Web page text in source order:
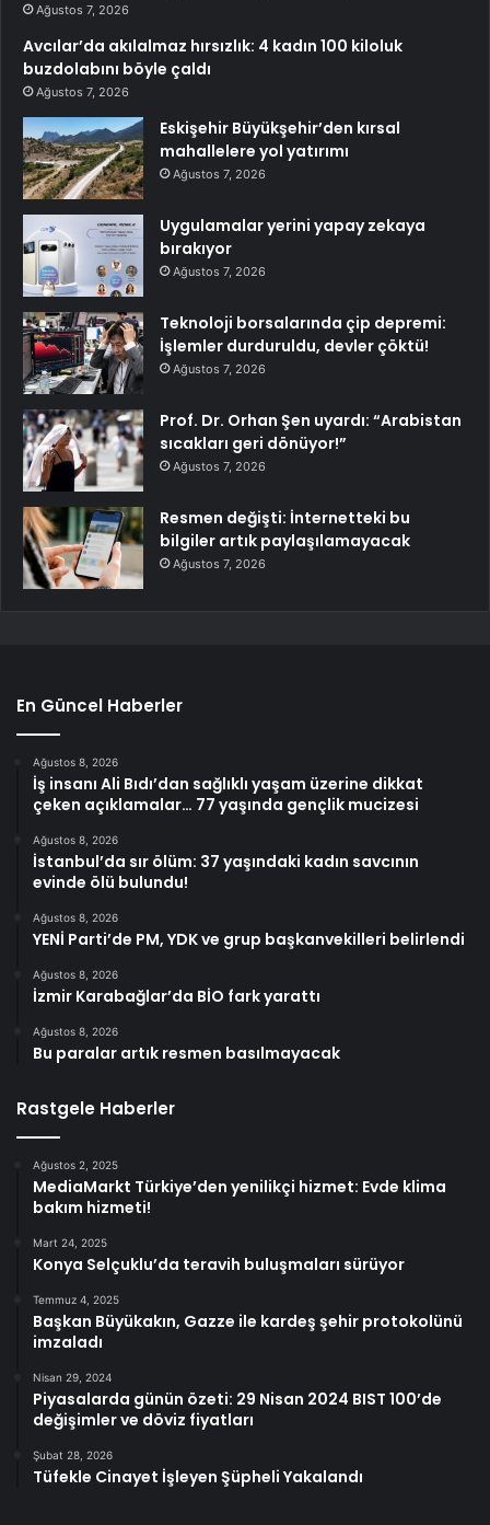
Ağustos 7, 2026
Avcılar’da akılalmaz hırsızlık: 4 kadın 100 kiloluk
buzdolabını böyle çaldı
Ağustos 7, 2026
Eskişehir Büyükşehir’den kırsal
mahallelere yol yatırımı
Ağustos 7, 2026
Uygulamalar yerini yapay zekaya
bırakıyor
Ağustos 7, 2026
Teknoloji borsalarında çip depremi:
İşlemler durduruldu, devler çöktü!
Ağustos 7, 2026
Prof. Dr. Orhan Şen uyardı: “Arabistan
sıcakları geri dönüyor!”
Ağustos 7, 2026
Resmen değişti: İnternetteki bu
bilgiler artık paylaşılamayacak
Ağustos 7, 2026
En Güncel Haberler
Ağustos 8, 2026
İş insanı Ali Bıdı’dan sağlıklı yaşam üzerine dikkat
çeken açıklamalar… 77 yaşında gençlik mucizesi
Ağustos 8, 2026
İstanbul’da sır ölüm: 37 yaşındaki kadın savcının
evinde ölü bulundu!
Ağustos 8, 2026
YENİ Parti’de PM, YDK ve grup başkanvekilleri belirlendi
Ağustos 8, 2026
İzmir Karabağlar’da BİO fark yarattı
Ağustos 8, 2026
Bu paralar artık resmen basılmayacak
Rastgele Haberler
Ağustos 2, 2025
MediaMarkt Türkiye’den yenilikçi hizmet: Evde klima
bakım hizmeti!
Mart 24, 2025
Konya Selçuklu’da teravih buluşmaları sürüyor
Temmuz 4, 2025
Başkan Büyükakın, Gazze ile kardeş şehir protokolünü
imzaladı
Nisan 29, 2024
Piyasalarda günün özeti: 29 Nisan 2024 BIST 100’de
değişimler ve döviz fiyatları
Şubat 28, 2026
Tüfekle Cinayet İşleyen Şüpheli Yakalandı